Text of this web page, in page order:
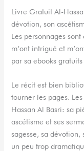
Livre Gratuit Al-
dévotion, son
Les personnages
m’ont intrigué et
par sa ebooks
Le récit est bien
tourner les pages.
Hassan Al Basri: sa
ascétisme et ses
sagesse, sa dévotion,
un peu trop